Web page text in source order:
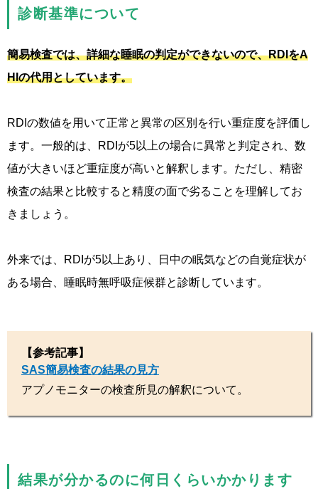
診断基準について
簡易検査では、詳細な睡眠の判定ができないので、RDIをA
HIの代用としています。
RDIの数値を用いて正常と異常の区別を行い重症度を評価し
ます。一般的は、RDIが5以上の場合に異常と判定され、数
値が大きいほど重症度が高いと解釈します。ただし、精密
検査の結果と比較すると精度の面で劣ることを理解してお
きましょう。
外来では、RDIが5以上あり、
日中の眠気などの自覚症状が
ある場合、睡眠時無呼吸症候群と診断しています。
【参考記事】
SAS簡易検査の結果の見方
アプノモニターの検査所見の解釈について。
結果が分かるのに何日くらいかかります